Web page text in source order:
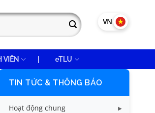
VN EN
VIÊN eTLU
TIN TỨC & THÔNG BÁO
Hoạt động chung